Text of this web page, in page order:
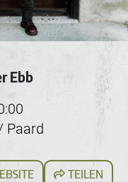
Ebb
Paard
TEILEN